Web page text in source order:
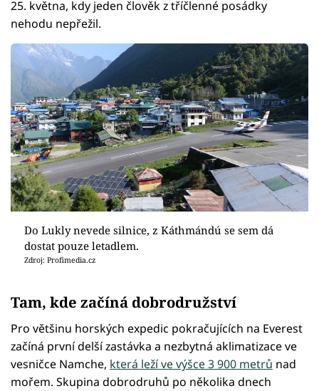
25. května, kdy jeden člověk z tříčlenné posádky
nehodu nepřežil.
Do Lukly nevede silnice, z Káthmándú se sem dá
dostat pouze letadlem.
Zdroj: Profimedia.cz
Tam, kde začíná dobrodružství
Pro většinu horských expedic pokračujících na Everest
začíná první delší zastávka a nezbytná aklimatizace ve
vesničce Namche, která leží ve výšce 3 900 metrů nad
mořem. Skupina dobrodruhů po několika dnech